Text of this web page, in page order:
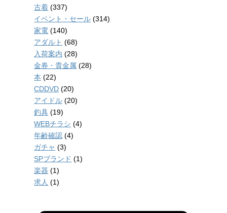
古着 (337)
イベント・セール (314)
家電 (140)
アダルト (68)
入荷案内 (28)
金券・貴金属 (28)
本 (22)
CDDVD (20)
アイドル (20)
釣具 (19)
WEBチラシ (4)
年齢確認 (4)
ガチャ (3)
SPブランド (1)
楽器 (1)
求人 (1)